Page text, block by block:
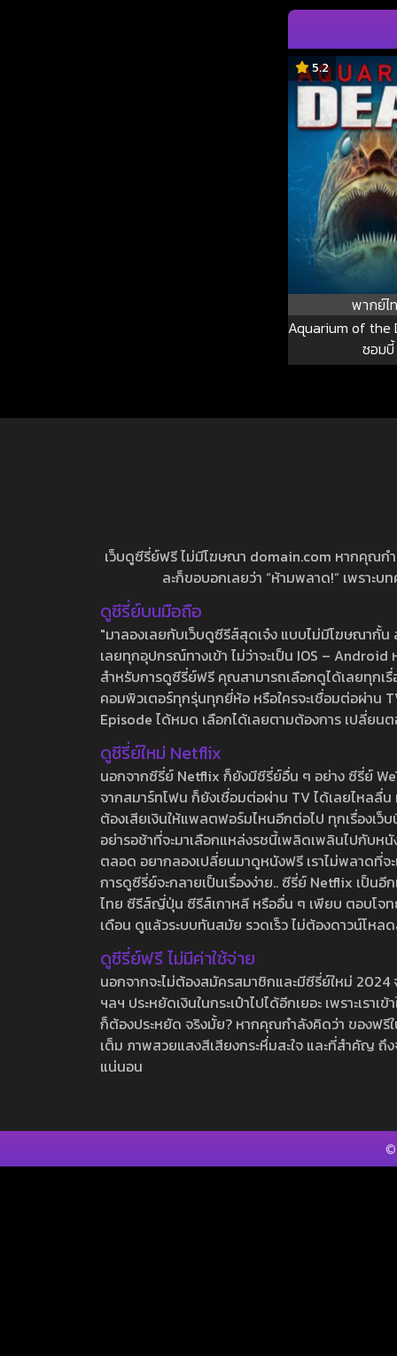
5.2
พากย์ไ
Aquarium of the
ซอมบี้
เว็บดูซีรี่ย์ฟรี ไม่มีโฆษณา domain.com หากคุณก
ละก็ขอบอกเลยว่า “ห้ามพลาด!” เพราะ
ดูซีรี่ย์บนมือถือ
"มาลองเลยกับเว็บดูซีรีส์สุดเจ๋ง แบบไม่มีโฆษณากั้
เลยทุกอุปกรณ์ทางเข้า ไม่ว่าจะเป็น IOS –
สำหรับการดูซีรี่ย์ฟรี คุณสามารถเลือกดูได้เลยทุกเ
คอมพิวเตอร์ทุกรุ่นทุกยี่ห้อ หรือใครจะเชื่อมต่อผ่าน
Episode ได้หมด เลือกได้เลยตามต้องการ เปลี่ยน
ดูซีรี่ย์ใหม่ Netflix
นอกจากซีรี่ย์ Netflix ก็ยังมีซีรี่ย์อื่น ๆ อย่าง ซีรี่ย์
จากสมาร์ทโฟน ก็ยังเชื่อมต่อผ่าน TV ได้เลยไหลลื่
ต้องเสียเงินให้แพลตฟอร์มไหนอีกต่อไป ทุกเรื่องเว็
อย่ารอช้าที่จะมาเลือกแหล่งรชนี้เพลิดเพลินไปกับห
ตลอด อยากลองเปลี่ยนมาดูหนังฟรี เราไม่พลาดที่
การดูซีรี่ย์จะกลายเป็นเรื่องง่าย.. ซีรี่ย์ Netflix เป็น
ไทย ซีรีส์ญี่ปุ่น ซีรีส์เกาหลี หรืออื่น ๆ เพียบ ตอบโจท
เดือน ดูแล้วระบบทันสมัย รวดเร็ว ไม่ต้องดาวน์โห
ดูซีรี่ย์ฟรี ไม่มีค่าใช้จ่าย
นอกจากจะไม่ต้องสมัครสมาชิกและมีซีรี่ย์ใหม่
ฯลฯ ประหยัดเงินในกระเป๋าไปได้อีกเยอะ เพราะเร
ก็ต้องประหยัด จริงมั้ย? หากคุณกำลังคิดว่า ของฟ
เต็ม ภาพสวยแสงสีเสียงกระหึ่มสะใจ และที่สำคัญ
แน่นอน
©